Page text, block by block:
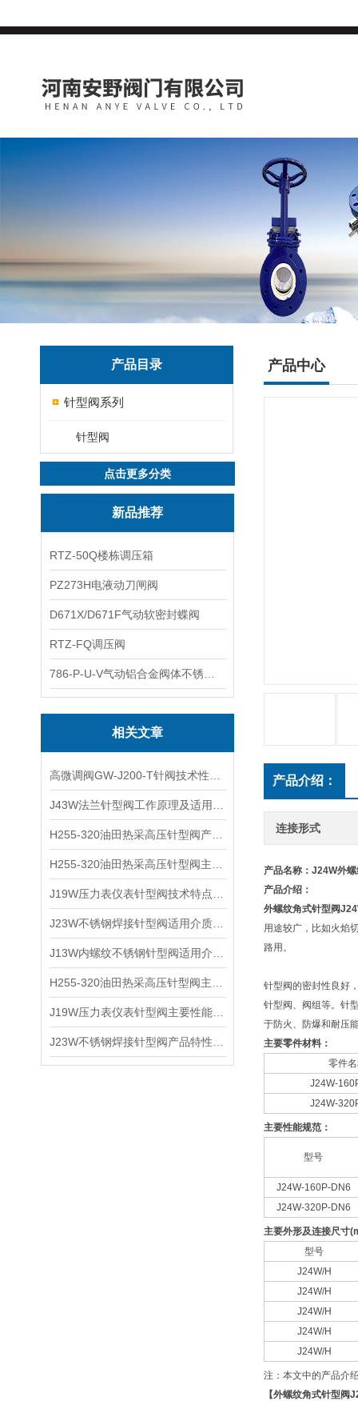
产品目录
针型阀系列
针型阀
点击更多分类
新品推荐
RTZ-50Q楼栋调压箱
PZ273H电液动刀闸阀
D671X/D671F气动软密封蝶阀
RTZ-FQ调压阀
相关文章
产品中心
产品介绍：
连接形式
产品名称：J24W外
产品介绍：
外螺纹角式针型阀
用途较广，比如火焰
路用。
针型阀的密封性良好
针型阀、阀组等。针
于防火、防爆和耐压
主要零件材料：
零件
J24W-
J24W-
主要性能规范：
型号
J24W-160P-DN6
J24W-320P-DN6
主要外形及连接尺寸
型号
J24W/H
J24W/H
J24W/H
J24W/H
J24W/H
注：本文中的产品介
【外螺纹角式针型阀